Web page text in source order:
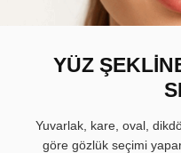
YÜZ
Yuvarlak, kare, oval,
göre gözlük seçimi